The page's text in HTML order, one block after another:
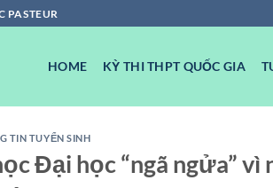
PASTEUR
HOME KỲ THI THPT QUỐC GIA
TIN TUYỂN SINH
Đại học “ngã ngửa”